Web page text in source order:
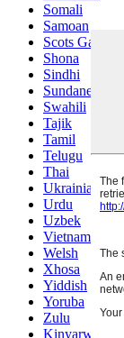
Somali
Samoan
Scots Gaelic
Shona
Sindhi
Sundanese
Swahili
Tajik
Tamil
Telugu
Thai
Ukrainian
Urdu
Uzbek
Vietnamese
Welsh
Xhosa
Yiddish
Yoruba
Zulu
Kinyarwanda